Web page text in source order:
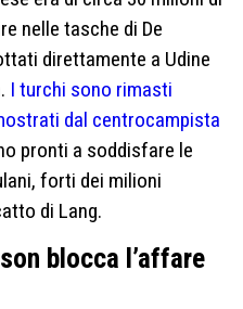
nelle tasche di De
direttamente a Udine
I turchi sono rimasti
dal centrocampista
pronti a soddisfare le
forti dei milioni
di Lang.
blocca l’affare